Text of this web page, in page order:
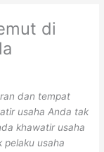
di
dan tempat
usaha Anda tak
khawatir usaha
pelaku usaha